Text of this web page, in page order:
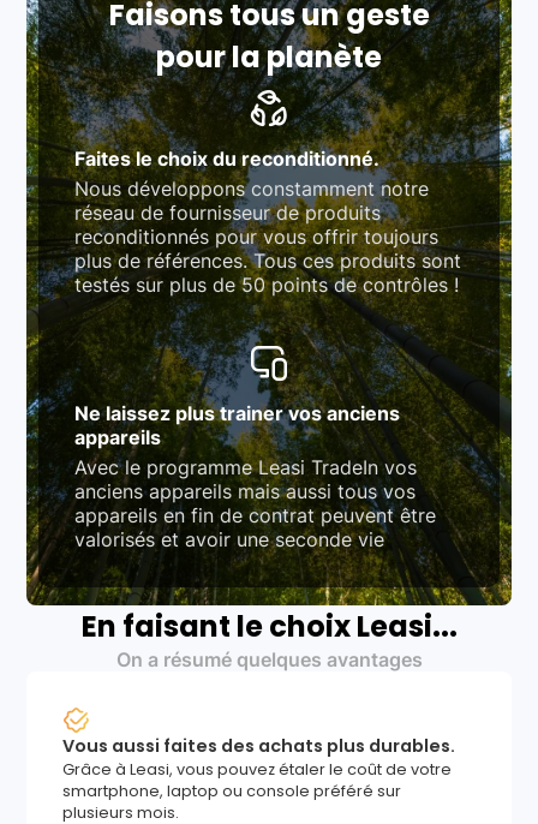
Faisons tous un geste
pour la planète
Faites le choix du reconditionné.
Nous développons constamment notre
réseau de fournisseur de produits
reconditionnés pour vous offrir toujours
plus de références. Tous ces produits sont
testés sur plus de 50 points de contrôles !
Ne laissez plus trainer vos anciens
appareils
Avec le programme Leasi TradeIn vos
anciens appareils mais aussi tous vos
appareils en fin de contrat peuvent être
valorisés et avoir une seconde vie
En faisant le choix Leasi...
On a résumé quelques avantages
Vous aussi faites des achats plus durables.
Grâce à Leasi, vous pouvez étaler le coût de votre
smartphone, laptop ou console préféré sur
plusieurs mois.